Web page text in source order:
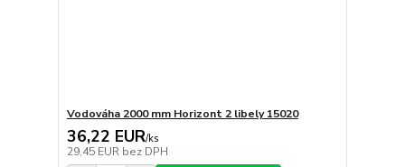
Vodováha 2000 mm Horizont 2 libely 15020
36,22 EUR/ks
29,45 EUR bez DPH